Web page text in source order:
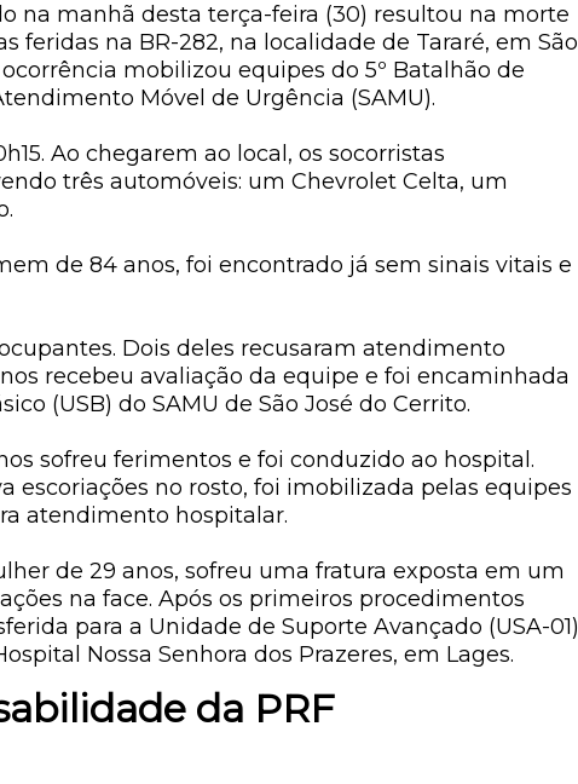
na manhã desta terça-feira (30) resultou na morte
feridas na BR-282, na localidade de Tararé, em São
ocorrência mobilizou equipes do 5º Batalhão de
Móvel de Urgência (SAMU).
Ao chegarem ao local, os socorristas
três automóveis: um Chevrolet Celta, um
de 84 anos, foi encontrado já sem sinais vitais e
Dois deles recusaram atendimento
recebeu avaliação da equipe e foi encaminhada
(USB) do SAMU de São José do Cerrito.
sofreu ferimentos e foi conduzido ao hospital.
escoriações no rosto, foi imobilizada pelas equipes
atendimento hospitalar.
de 29 anos, sofreu uma fratura exposta em um
na face. Após os primeiros procedimentos
para a Unidade de Suporte Avançado (USA-01)
Nossa Senhora dos Prazeres, em Lages.
da PRF